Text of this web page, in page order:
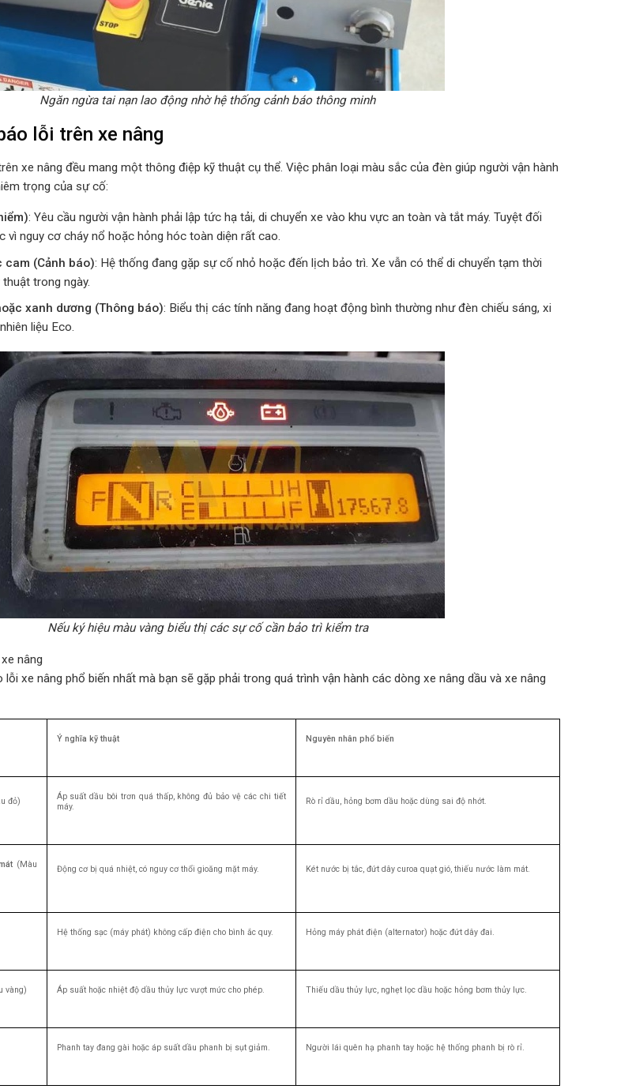
Ngăn ngừa tai nạn lao động nhờ hệ thống cảnh báo thông minh
lỗi trên xe nâng
xe nâng đều mang một thông điệp kỹ thuật cụ thể. Việc phân loại màu sắc của đèn giúp người vận hành
trọng của sự cố:
: Yêu cầu người vận hành phải lập tức hạ tải, di chuyển xe vào khu vực an toàn và tắt máy. Tuyệt đối
vì nguy cơ cháy nổ hoặc hỏng hóc toàn diện rất cao.
cam (Cảnh báo): Hệ thống đang gặp sự cố nhỏ hoặc đến lịch bảo trì. Xe vẫn có thể di chuyển tạm thời
trong ngày.
xanh dương (Thông báo): Biểu thị các tính năng đang hoạt động bình thường như đèn chiếu sáng, xi
liệu Eco.
Nếu ký hiệu màu vàng biểu thị các sự cố cần bảo trì kiểm tra
nâng
xe nâng phổ biến nhất mà bạn sẽ gặp phải trong quá trình vận hành các dòng xe nâng dầu và xe nâng
Ý nghĩa kỹ thuật Nguyên nhân phổ biến
đỏ)
Áp suất dầu bôi trơn quá thấp, không đủ bảo vệ các chi tiết
máy.
Rò rỉ dầu, hỏng bơm dầu hoặc dùng sai độ nhớt.
(Màu
Động cơ bị quá nhiệt, có nguy cơ thổi gioăng mặt máy. Két nước bị tắc, đứt dây curoa quạt gió, thiếu nước làm mát.
Hệ thống sạc (máy phát) không cấp điện cho bình ắc quy. Hỏng máy phát điện (alternator) hoặc đứt dây đai.
vàng) Áp suất hoặc nhiệt độ dầu thủy lực vượt mức cho phép. Thiếu dầu thủy lực, nghẹt lọc dầu hoặc hỏng bơm thủy lực.
Phanh tay đang gài hoặc áp suất dầu phanh bị sụt giảm. Người lái quên hạ phanh tay hoặc hệ thống phanh bị rò rỉ.